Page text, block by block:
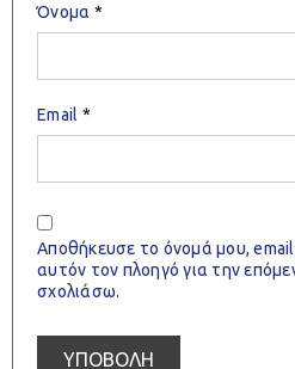
Όνομα *
Email *
Αποθήκευσε το όνομά μου,
αυτόν τον πλοηγό για την
σχολιάσω.